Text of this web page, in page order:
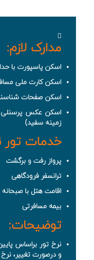
مدارک لازم:
اسکن پاسپورت با حداقل 7 ماه
اسکن کارت ملی
اسکن صفحات
زمینه سفید)
خدمات تور
پرواز رفت و برگشت
ترانسفر فرودگاهی
اقامت هتل با صبحانه
بیمه مسافرتی
توضیحات:
نرخ تور براساس
و درصورت تغییر،